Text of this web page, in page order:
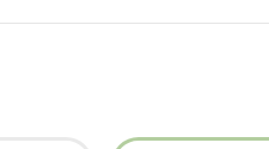
padlózati
és